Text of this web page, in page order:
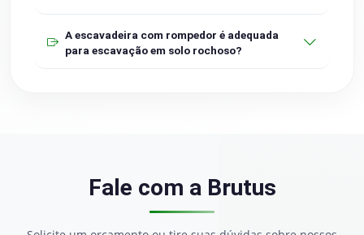
A escavadeira com rompedor é adequada
para escavação em solo rochoso?
Fale com a Brutus